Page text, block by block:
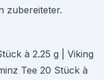
zubereiteter.
à 2.25 g | Viking
Tee 20 Stück à